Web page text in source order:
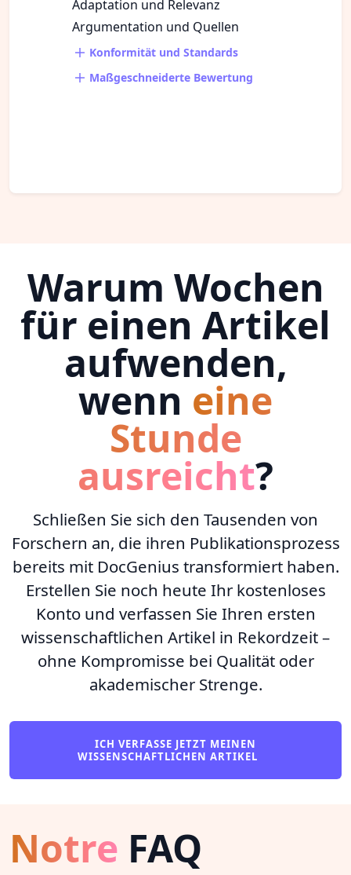
Adaptation und Relevanz
Argumentation und Quellen
Konformität und Standards
Maßgeschneiderte Bewertung
Warum Wochen
für einen Artikel
aufwenden,
wenn eine
Stunde
ausreicht?
Schließen Sie sich den Tausenden von
Forschern an, die ihren Publikationsprozess
bereits mit DocGenius transformiert haben.
Erstellen Sie noch heute Ihr kostenloses
Konto und verfassen Sie Ihren ersten
wissenschaftlichen Artikel in Rekordzeit –
ohne Kompromisse bei Qualität oder
akademischer Strenge.
ICH VERFASSE JETZT MEINEN
WISSENSCHAFTLICHEN ARTIKEL
Notre FAQ